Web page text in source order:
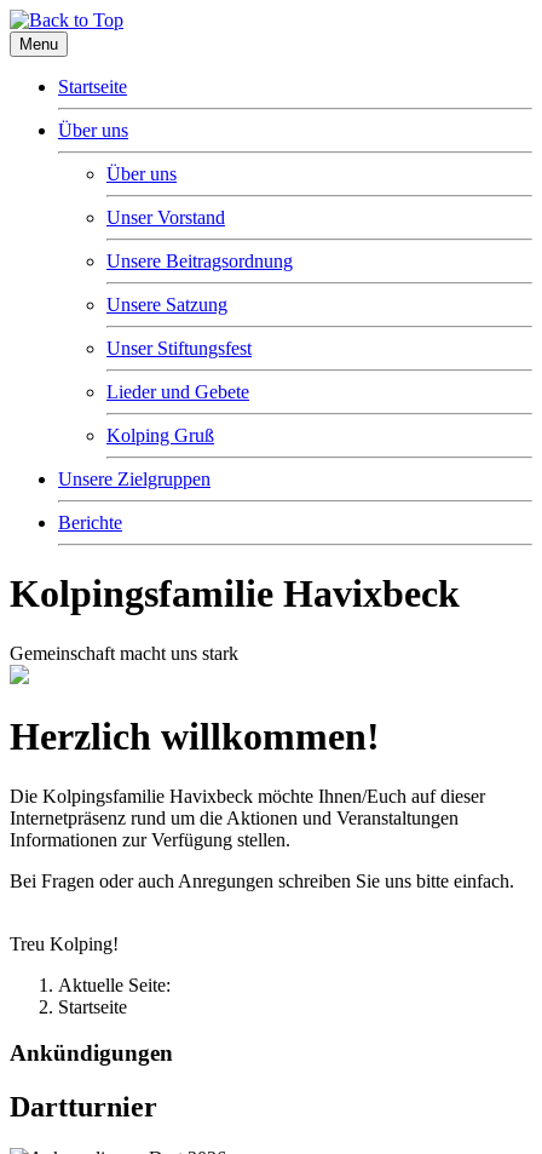
Menu
Startseite
Über uns
Über uns
Unser Vorstand
Unsere Beitragsordnung
Unsere Satzung
Unser Stiftungsfest
Lieder und Gebete
Kolping Gruß
Unsere Zielgruppen
Berichte
Kolpingsfamilie Havixbeck
Gemeinschaft macht uns stark
Herzlich willkommen!
Die Kolpingsfamilie Havixbeck möchte Ihnen/Euch auf dieser
Internetpräsenz rund um die Aktionen und Veranstaltungen
Informationen zur Verfügung stellen.
Bei Fragen oder auch Anregungen schreiben Sie uns bitte einfach.
Treu Kolping!
Aktuelle Seite:
Startseite
Ankündigungen
Dartturnier